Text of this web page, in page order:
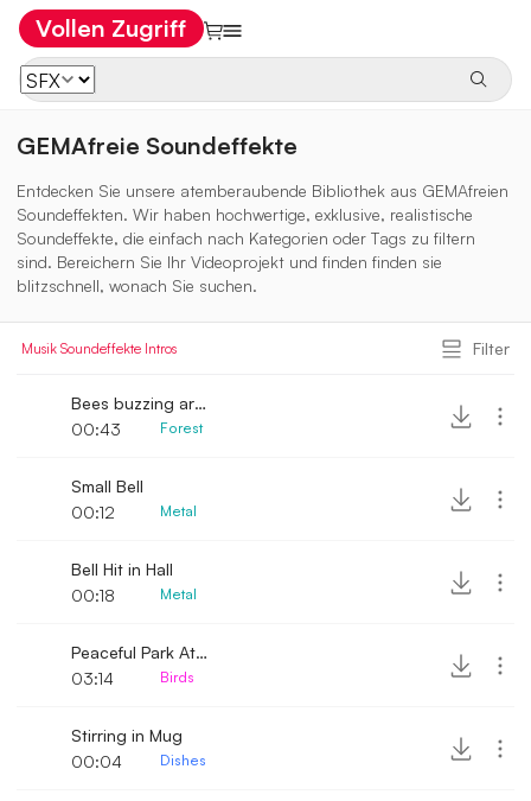
Vollen Zugriff
GEMAfreie Soundeffekte
Entdecken Sie unsere atemberaubende Bibliothek aus GEMAfreien
Soundeffekten. Wir haben hochwertige, exklusive, realistische
Soundeffekte, die einfach nach Kategorien oder Tags zu filtern
sind. Bereichern Sie Ihr Videoprojekt und finden finden sie
blitzschnell, wonach Sie suchen.
Musik Soundeffekte Intros Filter
Bees buzzing around insect hotel
00:43
Forest
Small Bell
00:12
Metal
Bell Hit in Hall
00:18
Metal
Peaceful Park Atmosphere with Birds in Residential Area
03:14
Birds
Stirring in Mug
00:04
Dishes